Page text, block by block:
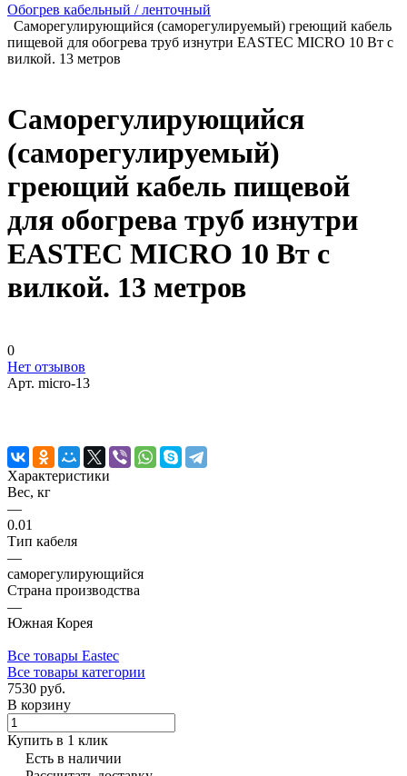
Обогрев кабельный / ленточный
Саморегулирующийся (саморегулируемый) греющий кабель
пищевой для обогрева труб изнутри EASTEC MICRO 10 Вт c
вилкой. 13 метров
Саморегулирующийся
(саморегулируемый)
греющий кабель пищевой
для обогрева труб изнутри
EASTEC MICRO 10 Вт c
вилкой. 13 метров
0
Нет отзывов
Арт. micro-13
Характеристики
Вес, кг
—
0.01
Тип кабеля
—
саморегулирующийся
Страна производства
—
Южная Корея
Все товары Eastec
Все товары категории
7530 руб.
В корзину
Купить в 1 клик
Есть в наличии